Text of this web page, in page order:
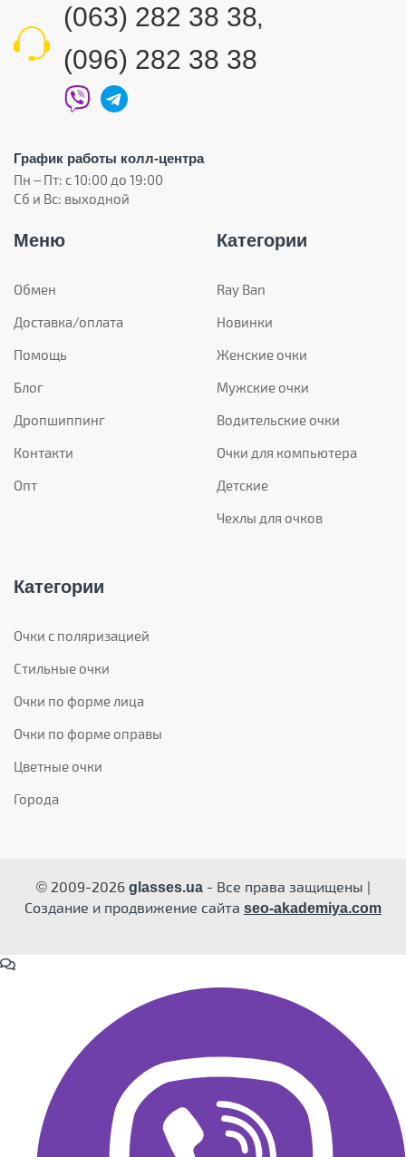
(063) 282 38 38,
(096) 282 38 38
График работы колл-центра
Пн – Пт: с 10:00 до 19:00
Сб и Вс: выходной
Меню
Обмен
Доставка/оплата
Помощь
Блог
Дропшиппинг
Контакти
Опт
Категории
Ray Ban
Новинки
Женские очки
Мужские очки
Водительские очки
Очки для компьютера
Детские
Чехлы для очков
Категории
Очки с поляризацией
Стильные очки
Очки по форме лица
Очки по форме оправы
Цветные очки
Города
© 2009-2026glasses.ua- Все права защищены |
Создание и продвижение сайта seo-akademiya.com